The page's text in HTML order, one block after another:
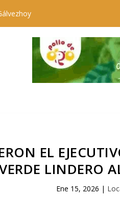
EL
LINDERO
Ene 15, 2026 |